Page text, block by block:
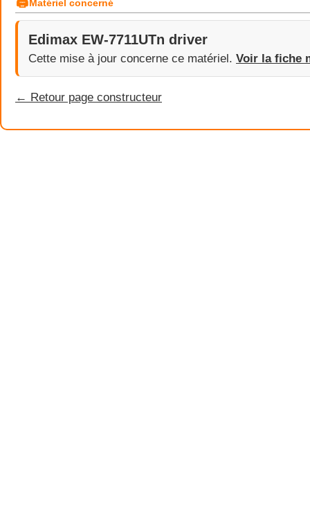
🖨Matériel concerné
Edimax EW-7711UTn driver
Cette mise à jour concerne ce matériel. Voir la fiche
← Retour page constructeur